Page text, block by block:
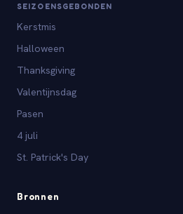
SEIZOENSGEBONDEN
Kerstmis
Halloween
Thanksgiving
Valentijnsdag
Pasen
4 juli
St. Patrick's Day
Bronnen